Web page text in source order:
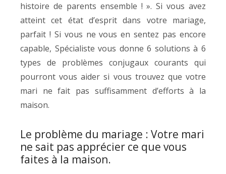
histoire de parents ensemble ! ». Si vous avez
atteint cet état d’esprit dans votre mariage,
parfait ! Si vous ne vous en sentez pas encore
capable, Spécialiste vous donne 6 solutions à 6
types de problèmes conjugaux courants qui
pourront vous aider si vous trouvez que votre
mari ne fait pas suffisamment d’efforts à la
maison.
Le problème du mariage : Votre mari
ne sait pas apprécier ce que vous
faites à la maison.